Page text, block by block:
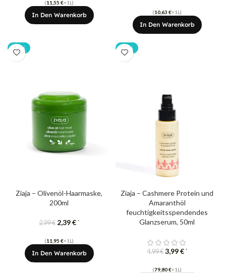
(11,55 €=1L)
In Den Warenkorb (10,63 €=1L)
In Den Warenkorb
-20%
Ziaja – Olivenöl-Haarmaske,
200ml
2,99€ 2,39€ *
(11,95 €=1L)
In Den Warenkorb
-20%
Ziaja – Cashmere Protein ​​und
Amaranthöl
feuchtigkeitsspendendes
Glanzserum, 50ml
4,99€ 3,99€ *
(79,80€=1L)